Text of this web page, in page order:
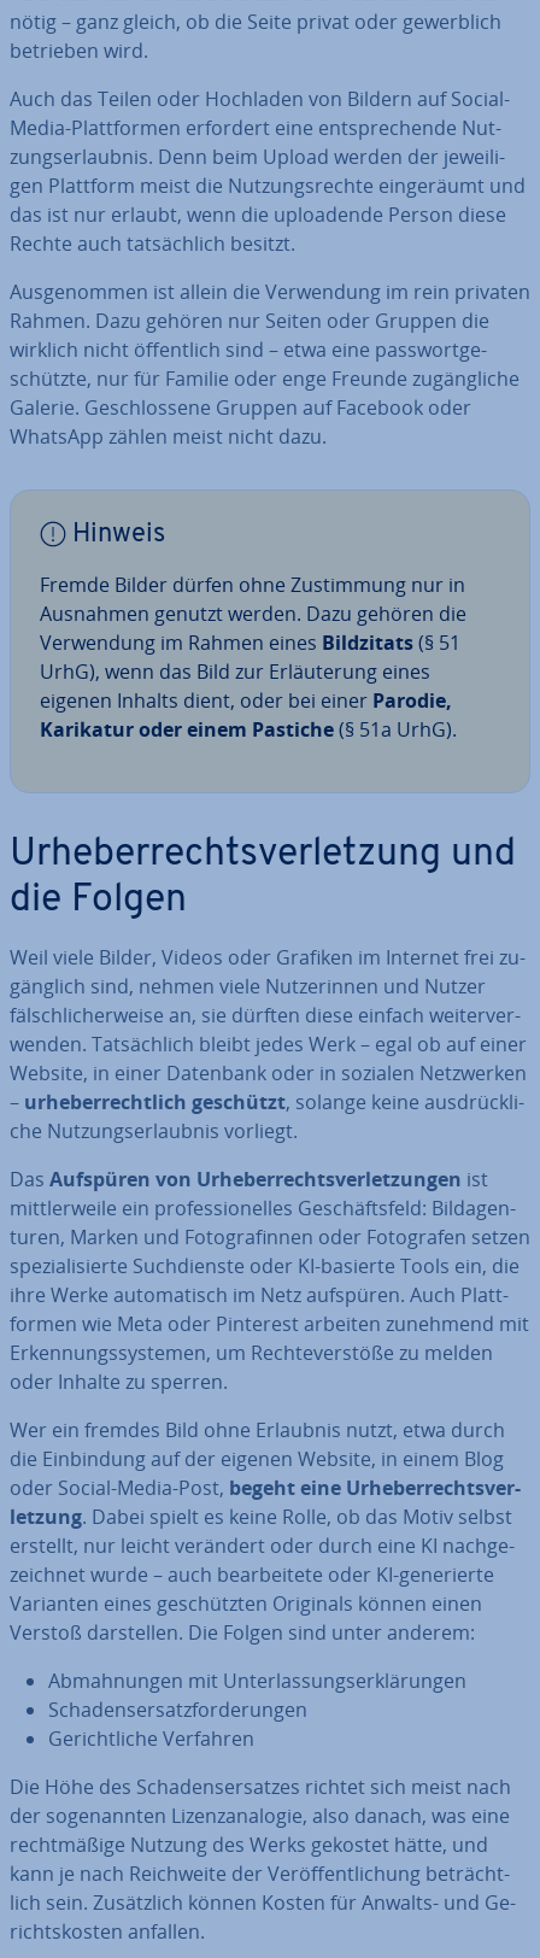
nötig – ganz gleich, ob die Seite privat oder ge­werb­lich
betrieben wird.
Auch das Teilen oder Hochladen von Bildern auf Social-
Media-Platt­for­men erfordert eine ent­spre­chen­de Nut­
zungs­er­laub­nis. Denn beim Upload werden der je­wei­li­
gen Plattform meist die Nut­zungs­rech­te ein­ge­räumt und
das ist nur erlaubt, wenn die uploa­den­de Person diese
Rechte auch tat­säch­lich besitzt.
Aus­ge­nom­men ist allein die Ver­wen­dung im rein privaten
Rahmen. Dazu gehören nur Seiten oder Gruppen die
wirklich nicht öf­fent­lich sind – etwa eine pass­wort­ge­
schütz­te, nur für Familie oder enge Freunde zu­gäng­li­che
Galerie. Ge­schlos­se­ne Gruppen auf Facebook oder
WhatsApp zählen meist nicht dazu.
Hinweis
Fremde Bilder dürfen ohne Zu­stim­mung nur in
Ausnahmen genutzt werden. Dazu gehören die
Ver­wen­dung im Rahmen eines Bild­zi­tats(§ 51
UrhG), wenn das Bild zur Er­läu­te­rung eines
eigenen Inhalts dient, oder bei einer Parodie,
Karikatur oder einem Pastiche(§ 51a UrhG).
Ur­he­ber­rechts­ver­let­zung und
die Folgen
Weil viele Bilder, Videos oder Grafiken im Internet frei zu­
gäng­lich sind, nehmen viele Nut­ze­rin­nen und Nutzer
fälsch­li­cher­wei­se an, sie dürften diese einfach wei­ter­ver­
wen­den. Tat­säch­lich bleibt jedes Werk – egal ob auf einer
Website, in einer Datenbank oder in sozialen Netz­wer­ken
– ur­he­ber­recht­lich geschützt, solange keine aus­drück­li­
che Nut­zungs­er­laub­nis vorliegt.
Das Aufspüren von Ur­he­ber­rechts­ver­let­zun­gen ist
mitt­ler­wei­le ein pro­fes­sio­nel­les Ge­schäfts­feld: Bild­agen­
tu­ren, Marken und Fo­to­gra­fin­nen oder Fo­to­gra­fen setzen
spe­zia­li­sier­te Such­diens­te oder KI-basierte Tools ein, die
ihre Werke au­to­ma­tisch im Netz aufspüren. Auch Platt­
for­men wie Meta oder Pinterest arbeiten zunehmend mit
Er­ken­nungs­sys­te­men, um Rech­te­ver­stö­ße zu melden
oder Inhalte zu sperren.
Wer ein fremdes Bild ohne Erlaubnis nutzt, etwa durch
die Ein­bin­dung auf der eigenen Website, in einem Blog
oder Social-Media-Post, begeht eine Ur­he­ber­rechts­ver­
let­zung. Dabei spielt es keine Rolle, ob das Motiv selbst
erstellt, nur leicht verändert oder durch eine KI nach­ge­
zeich­net wurde – auch be­ar­bei­te­te oder KI-ge­ne­rier­te
Varianten eines ge­schütz­ten Originals können einen
Verstoß dar­stel­len. Die Folgen sind unter anderem:
Ab­mah­nun­gen mit Un­ter­las­sungs­er­klä­run­gen
Scha­dens­er­satz­for­de­run­gen
Ge­richt­li­che Verfahren
Die Höhe des Scha­dens­er­sat­zes richtet sich meist nach
der so­ge­nann­ten Li­zenz­ana­lo­gie, also danach, was eine
recht­mä­ßi­ge Nutzung des Werks gekostet hätte, und
kann je nach Reich­wei­te der Ver­öf­fent­li­chung be­trächt­
lich sein. Zu­sätz­lich können Kosten für Anwalts- und Ge­
richts­kos­ten anfallen.